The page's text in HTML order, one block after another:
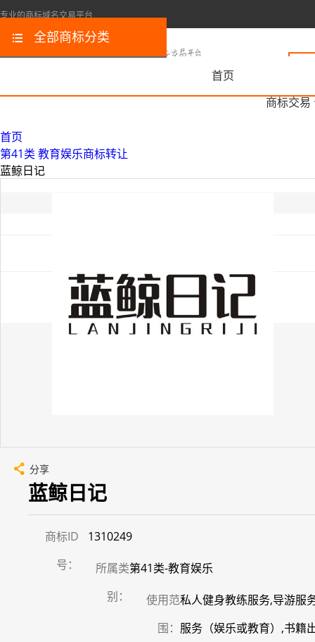
专业的商标域名交易平台
首页
商标交易
全部商标分类
首页
第41类 教育娱乐商标转让
蓝鲸日记
分享
蓝鲸日记
商标ID
号：
1310249
所属类
别：
第41类-教育娱乐
使用范
围：
私人健身教练服务,导游服
服务（娱乐或教育）,书籍